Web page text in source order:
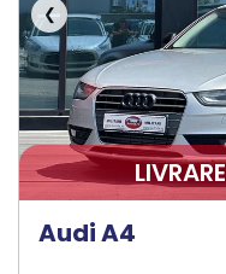
❮
Audi A4